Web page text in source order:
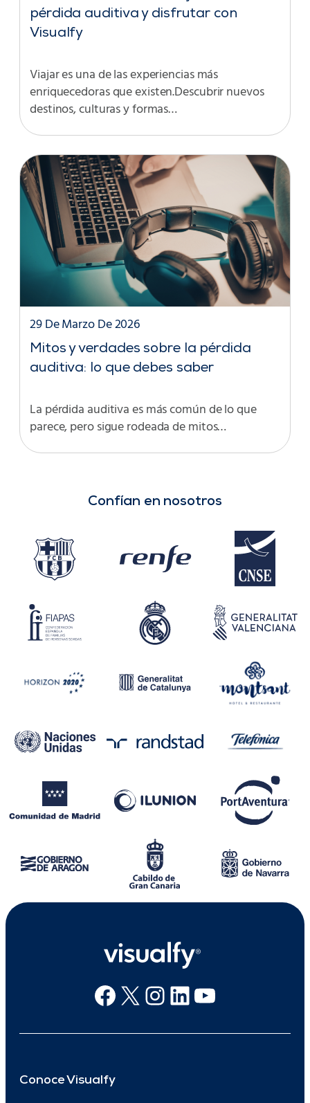
pérdida auditiva y disfrutar con
Visualfy
Viajar es una de las experiencias más
enriquecedoras que existen.Descubrir nuevos
destinos, culturas y formas…
Mitos y verdades sobre la pérdida
auditiva: lo que debes saber
29 De Marzo De 2026
La pérdida auditiva es más común de lo que
parece, pero sigue rodeada de mitos…
Confían en nosotros
Facebook
X Instagram
Linkedin
Youtube
Conoce Visualfy